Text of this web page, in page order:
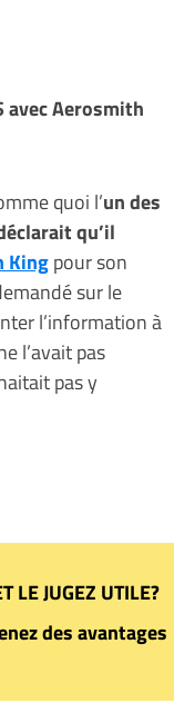
avec Aerosmith
quoi l’un des
qu’il
Kingpour son
sur le
l’information à
l’avait pas
pas y
LE JUGEZ UTILE?
des avantages